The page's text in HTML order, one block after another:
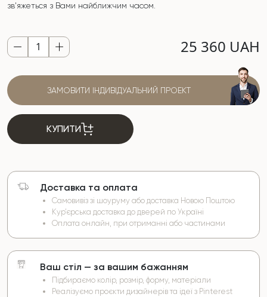
зв'яжеться з Вами найближчим часом.
25 360 UAH
ЗАМОВИТИ ІНДИВІДУАЛЬНИЙ ПРОЕКТ
КУПИТИ
Доставка та оплата
Самовивіз зі шоуруму або доставка Новою Поштою
Кур’єрська доставка до дверей по Україні
Оплата онлайн, при отриманні або частинами
Ваш стіл — за вашим бажанням
Підбираємо колір, розмір, форму, матеріали
Реалізуємо проєкти дизайнерів та ідеї з Pinterest